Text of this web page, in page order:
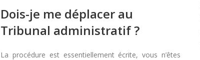
Dois-je me déplacer au
Tribunal administratif ?
La procédure est essentiellement écrite, vous n’êtes